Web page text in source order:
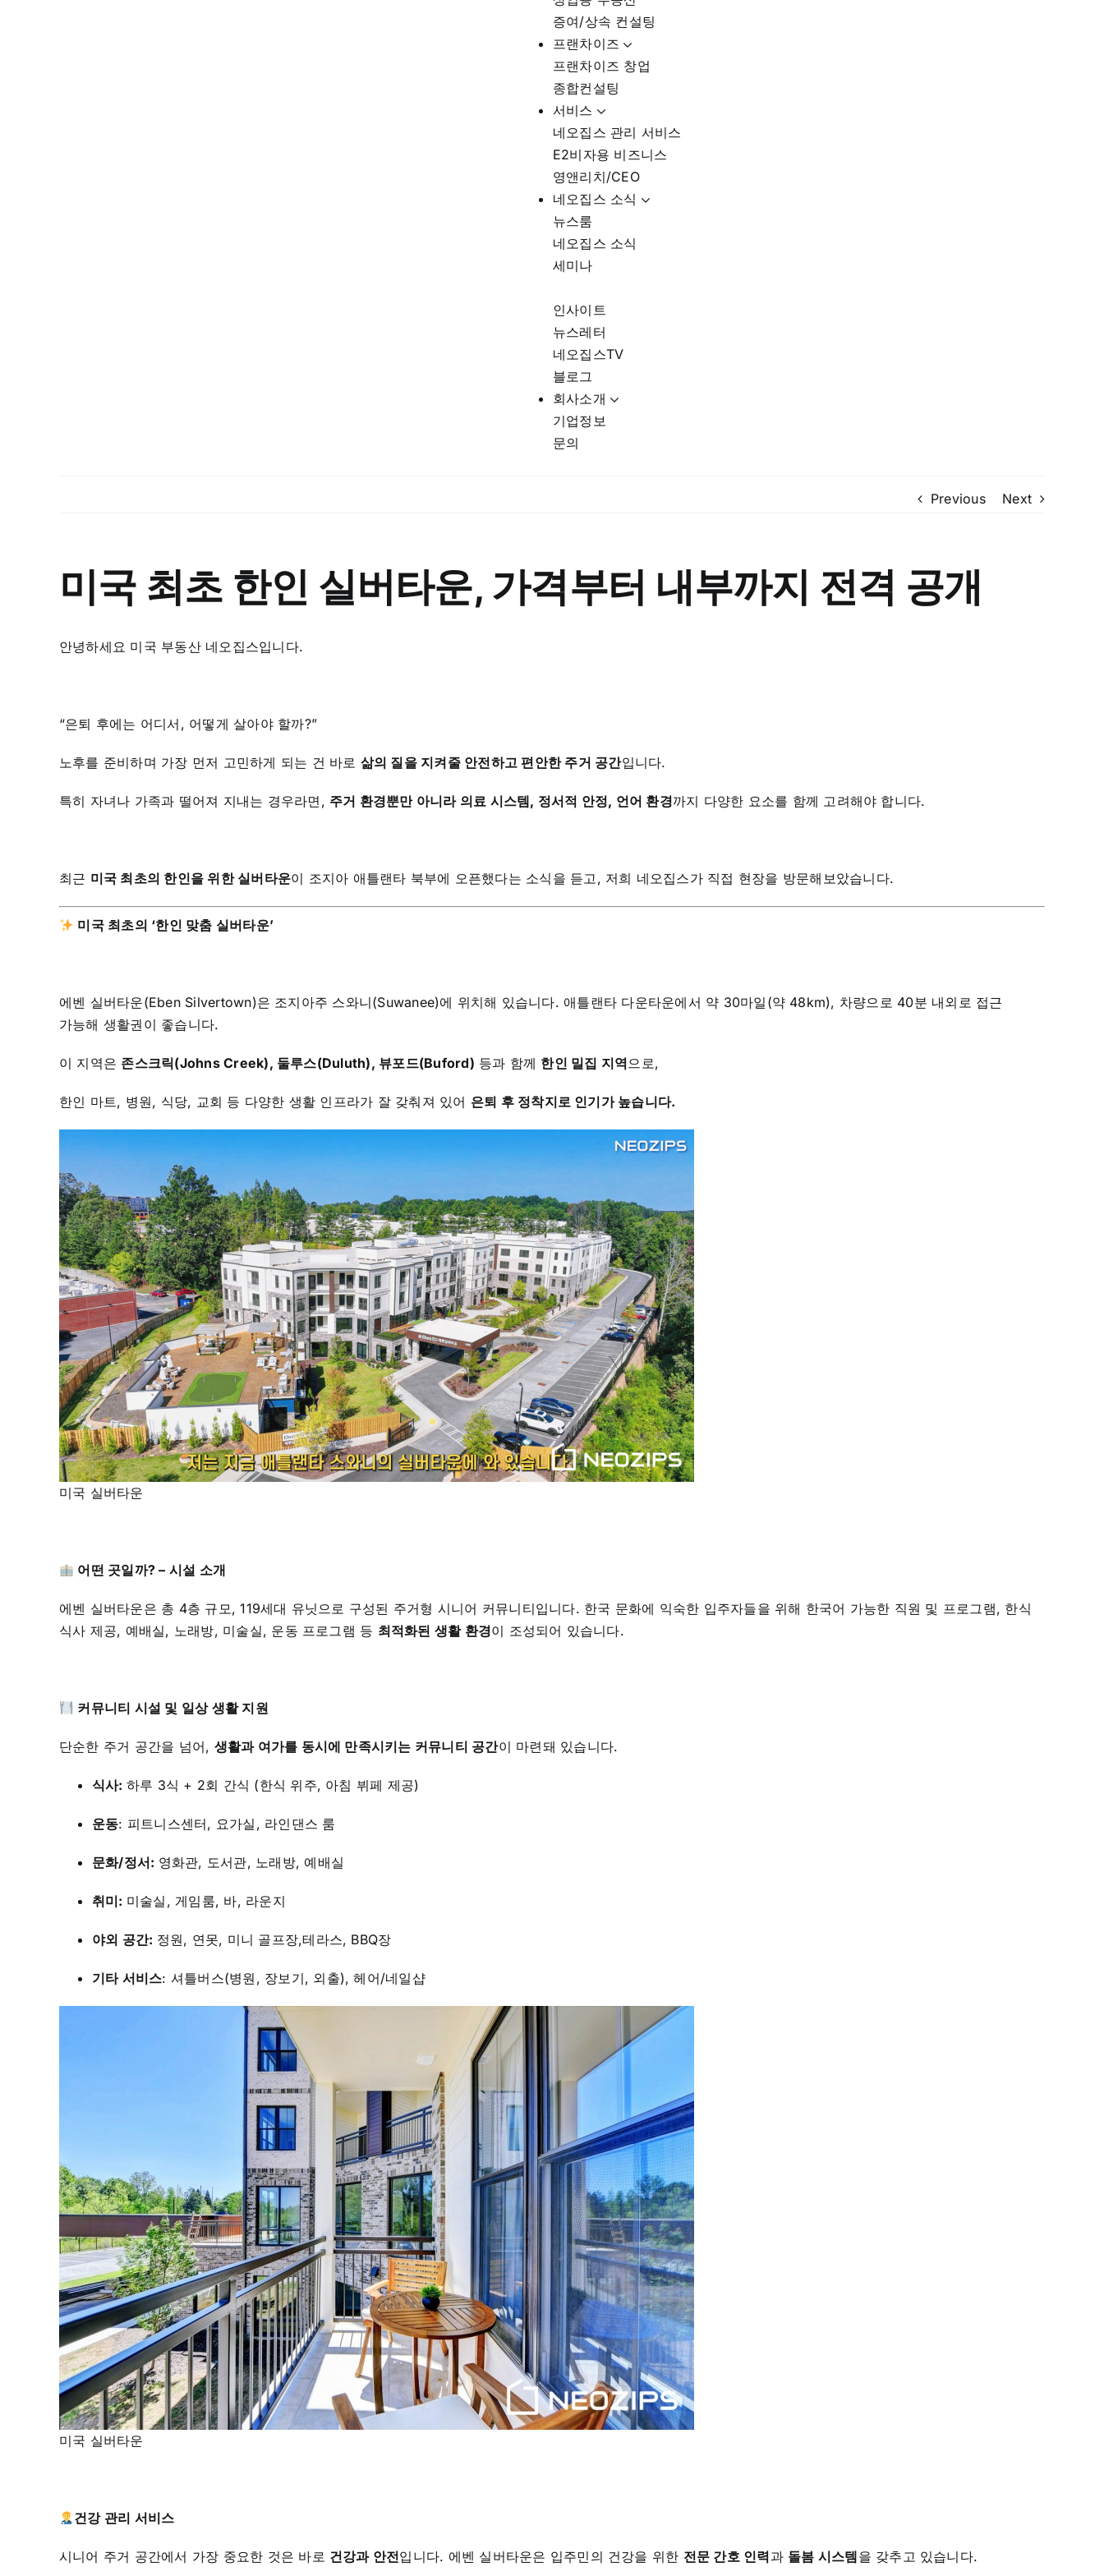
증여/상속 컨설팅
프랜차이즈
프랜차이즈 창업
종합컨설팅
서비스
네오집스 관리 서비스
E2비자용 비즈니스
영앤리치/CEO
네오집스 소식
뉴스룸
네오집스 소식
세미나
인사이트
뉴스레터
네오집스TV
블로그
회사소개
기업정보
문의
Previous Next
미국 최초 한인 실버타운, 가격부터 내부까지 전격 공개
안녕하세요 미국 부동산 네오집스입니다.
“은퇴 후에는 어디서, 어떻게 살아야 할까?”
노후를 준비하며 가장 먼저 고민하게 되는 건 바로 삶의 질을 지켜줄 안전하고 편안한 주거 공간입니다.
특히 자녀나 가족과 떨어져 지내는 경우라면, 주거 환경뿐만 아니라 의료 시스템, 정서적 안정, 언어 환경까지 다양한 요소를 함께 고려해야 합니다.
최근 미국 최초의 한인을 위한 실버타운이 조지아 애틀랜타 북부에 오픈했다는 소식을 듣고, 저희 네오집스가 직접 현장을 방문해보았습니다.
미국 최초의 ‘한인 맞춤 실버타운’
에벤 실버타운(Eben Silvertown)은 조지아주 스와니(Suwanee)에 위치해 있습니다. 애틀랜타 다운타운에서 약 30마일(약 48km), 차량으로 40분 내외로 접근
가능해 생활권이 좋습니다.
이 지역은 존스크릭(Johns Creek), 둘루스(Duluth), 뷰포드(Buford) 등과 함께 한인 밀집 지역으로,
한인 마트, 병원, 식당, 교회 등 다양한 생활 인프라가 잘 갖춰져 있어 은퇴 후 정착지로 인기가 높습니다.
미국 실버타운
어떤 곳일까? – 시설 소개
에벤 실버타운은 총 4층 규모, 119세대 유닛으로 구성된 주거형 시니어 커뮤니티입니다. 한국 문화에 익숙한 입주자들을 위해 한국어 가능한 직원 및 프로그램, 한식
식사 제공, 예배실, 노래방, 미술실, 운동 프로그램 등 최적화된 생활 환경이 조성되어 있습니다.
커뮤니티 시설 및 일상 생활 지원
단순한 주거 공간을 넘어, 생활과 여가를 동시에 만족시키는 커뮤니티 공간이 마련돼 있습니다.
식사: 하루 3식 + 2회 간식 (한식 위주, 아침 뷔페 제공)
운동: 피트니스센터, 요가실, 라인댄스 룸
문화/정서: 영화관, 도서관, 노래방, 예배실
취미: 미술실, 게임룸, 바, 라운지
야외 공간: 정원, 연못, 미니 골프장,테라스, BBQ장
기타 서비스: 셔틀버스(병원, 장보기, 외출), 헤어/네일샵
미국 실버타운
건강 관리 서비스
시니어 주거 공간에서 가장 중요한 것은 바로 건강과 안전입니다. 에벤 실버타운은 입주민의 건강을 위한 전문 간호 인력 과 돌봄 시스템을 갖추고 있습니다.